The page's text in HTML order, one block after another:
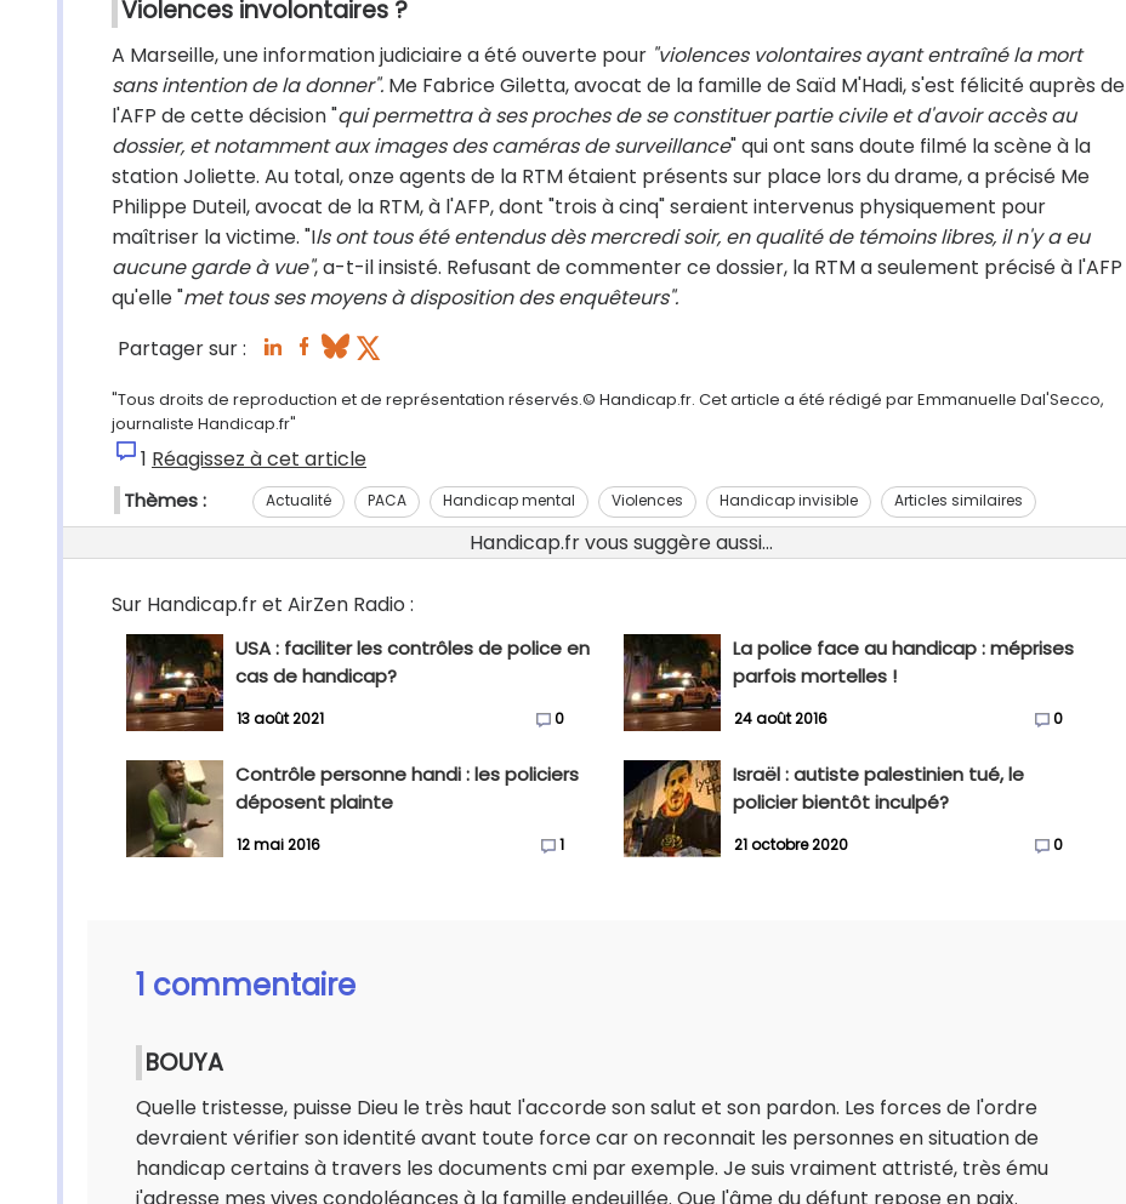
Violences involontaires ?
A Marseille, une information judiciaire a été ouverte pour "violences volontaires ayant entraîné la mort
sans intention de la donner". Me Fabrice Giletta, avocat de la famille de Saïd M'Hadi, s'est félicité auprès de
l'AFP de cette décision "qui permettra à ses proches de se constituer partie civile et d'avoir accès au
dossier, et notamment aux images des caméras de surveillance" qui ont sans doute filmé la scène à la
station Joliette. Au total, onze agents de la RTM étaient présents sur place lors du drame, a précisé Me
Philippe Duteil, avocat de la RTM, à l'AFP, dont "trois à cinq" seraient intervenus physiquement pour
maîtriser la victime. "Ils ont tous été entendus dès mercredi soir, en qualité de témoins libres, il n'y a eu
aucune garde à vue", a-t-il insisté. Refusant de commenter ce dossier, la RTM a seulement précisé à l'AFP
qu'elle "met tous ses moyens à disposition des enquêteurs".
Partager sur :
"Tous droits de reproduction et de représentation réservés.© Handicap.fr. Cet article a été rédigé par Emmanuelle Dal'Secco,
journaliste Handicap.fr"
1 Réagissez à cet article
Thèmes : Actualité PACA Handicap mental Violences Handicap invisible Articles similaires
Handicap.fr vous suggère aussi...
Sur Handicap.fr et AirZen Radio :
USA : faciliter les contrôles de police en
cas de handicap?
13 août 2021 0
La police face au handicap : méprises
parfois mortelles !
24 août 2016 0
Contrôle personne handi : les policiers
déposent plainte
12 mai 2016 1
Israël : autiste palestinien tué, le
policier bientôt inculpé?
21 octobre 2020 0
1 commentaire
BOUYA
Quelle tristesse, puisse Dieu le très haut l'accorde son salut et son pardon. Les forces de l'ordre
devraient vérifier son identité avant toute force car on reconnait les personnes en situation de
handicap certains à travers les documents cmi par exemple. Je suis vraiment attristé, très ému